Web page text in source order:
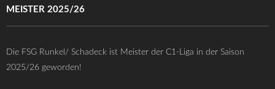
MEISTER 2025/26
Die FSG Runkel/ Schadeck ist Meister der C1-Liga in der Saison
2025/26 geworden!